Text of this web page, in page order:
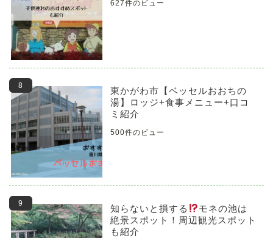
627件のビュー
東かがわ市【ベッセルおおちの
湯】ロッジ+食事メニュー+口コ
ミ紹介
500件のビュー
知らないと損する
モネの池は
絶景スポット！周辺観光スポット
も紹介